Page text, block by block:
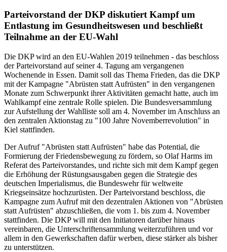
Parteivorstand der DKP diskutiert Kampf um
Entlastung im Gesundheitswesen und beschließt
Teilnahme an der EU-Wahl
Die DKP wird an den EU-Wahlen 2019 teilnehmen - das beschloss
der Parteivorstand auf seiner 4. Tagung am vergangenen
Wochenende in Essen. Damit soll das Thema Frieden, das die DKP
mit der Kampagne "Abrüsten statt Aufrüsten" in den vergangenen
Monate zum Schwerpunkt ihrer Aktivitäten gemacht hatte, auch im
Wahlkampf eine zentrale Rolle spielen. Die Bundesversammlung
zur Aufstellung der Wahlliste soll am 4. November im Anschluss an
den zentralen Aktionstag zu "100 Jahre Novemberrevolution" in
Kiel stattfinden.
Der Aufruf "Abrüsten statt Aufrüsten" habe das Potential, die
Formierung der Friedensbewegung zu fördern, so Olaf Harms im
Referat des Parteivorstandes, und richte sich mit dem Kampf gegen
die Erhöhung der Rüstungsausgaben gegen die Strategie des
deutschen Imperialismus, die Bundeswehr für weltweite
Kriegseinsätze hochzurüsten. Der Parteivorstand beschloss, die
Kampagne zum Aufruf mit den dezentralen Aktionen von "Abrüsten
statt Aufrüsten" abzuschließen, die vom 1. bis zum 4. November
stattfinden. Die DKP will mit den Initiatoren darüber hinaus
vereinbaren, die Unterschriftensammlung weiterzuführen und vor
allem in den Gewerkschaften dafür werben, diese stärker als bisher
zu unterstützen.